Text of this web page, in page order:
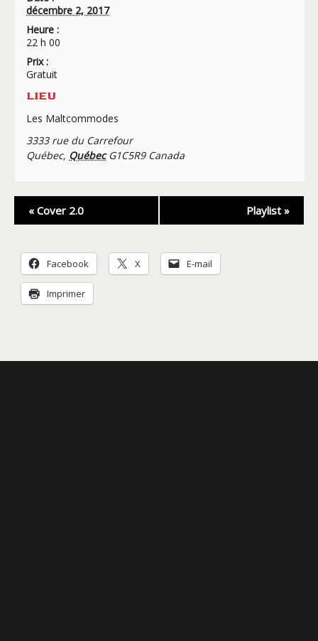
décembre 2, 2017
Heure :
22 h 00
Prix :
Gratuit
LIEU
Les Maltcommodes
3333 rue du Carrefour
Québec, Québec G1C5R9 Canada
Navigation
Évènement
« Cover 2.0 Playlist »
Facebook X E-mail
Imprimer